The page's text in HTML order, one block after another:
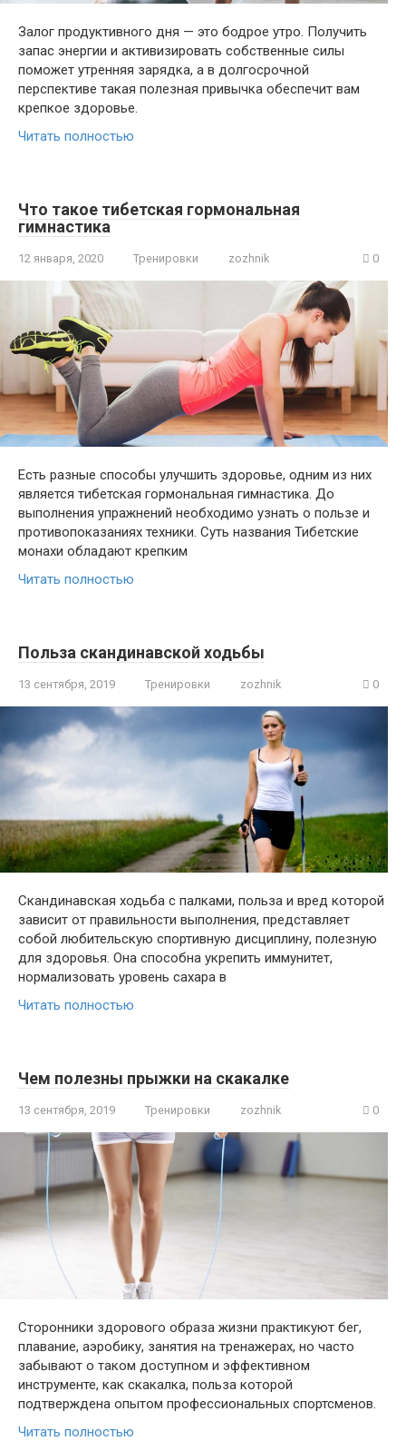
Залог продуктивного дня — это бодрое утро. Получить
запас энергии и активизировать собственные силы
поможет утренняя зарядка, а в долгосрочной
перспективе такая полезная привычка обеспечит вам
крепкое здоровье.
Читать полностью
Что такое тибетская гормональная
гимнастика
12 января, 2020 Тренировки zozhnik 0
Есть разные способы улучшить здоровье, одним из них
является тибетская гормональная гимнастика. До
выполнения упражнений необходимо узнать о пользе и
противопоказаниях техники. Суть названия Тибетские
монахи обладают крепким
Читать полностью
Польза скандинавской ходьбы
13 сентября, 2019 Тренировки zozhnik 0
Скандинавская ходьба с палками, польза и вред которой
зависит от правильности выполнения, представляет
собой любительскую спортивную дисциплину, полезную
для здоровья. Она способна укрепить иммунитет,
нормализовать уровень сахара в
Читать полностью
Чем полезны прыжки на скакалке
13 сентября, 2019 Тренировки zozhnik 0
Сторонники здорового образа жизни практикуют бег,
плавание, аэробику, занятия на тренажерах, но часто
забывают о таком доступном и эффективном
инструменте, как скакалка, польза которой
подтверждена опытом профессиональных спортсменов.
Читать полностью